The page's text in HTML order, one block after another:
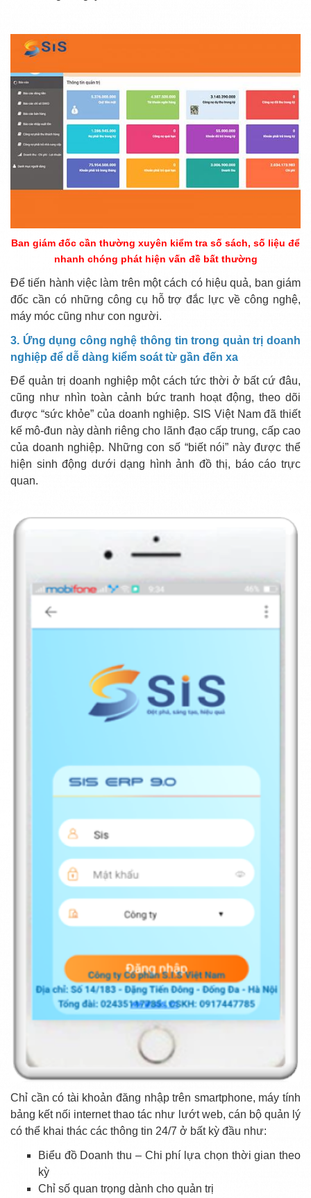
Ban giám đốc cần thường xuyên kiểm tra số sách, số liệu để
nhanh chóng phát hiện vấn đề bất thường
Để tiến hành việc làm trên một cách có hiệu quả, ban giám
đốc cần có những công cụ hỗ trợ đắc lực về công nghệ,
máy móc cũng như con người.
3. Ứng dụng công nghệ thông tin trong quản trị doanh
nghiệp để dễ dàng kiểm soát từ gần đến xa
Để quản trị doanh nghiệp một cách tức thời ở bất cứ đâu,
cũng như nhìn toàn cảnh bức tranh hoạt động, theo dõi
được “sức khỏe” của doanh nghiệp. SIS Việt Nam đã thiết
kế mô-đun này dành riêng cho lãnh đạo cấp trung, cấp cao
của doanh nghiệp. Những con số “biết nói” này được thể
hiện sinh động dưới dạng hình ảnh đồ thị, báo cáo trực
quan.
Chỉ cần có tài khoản đăng nhập trên smartphone, máy tính
bảng kết nối internet thao tác như lướt web, cán bộ quản lý
có thể khai thác các thông tin 24/7 ở bất kỳ đầu như:
Biểu đồ Doanh thu – Chi phí lựa chọn thời gian theo
kỳ
Chỉ số quan trọng dành cho quản trị